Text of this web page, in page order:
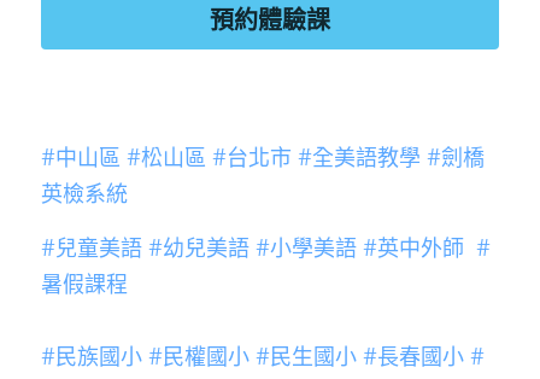
預約體驗課
#中山區 #松山區 #台北市 #全美語教學 #劍橋
英檢系統
#兒童美語 #幼兒美語 #小學美語 #英中外師 #
暑假課程
#民族國小 #民權國小 #民生國小 #長春國小 #